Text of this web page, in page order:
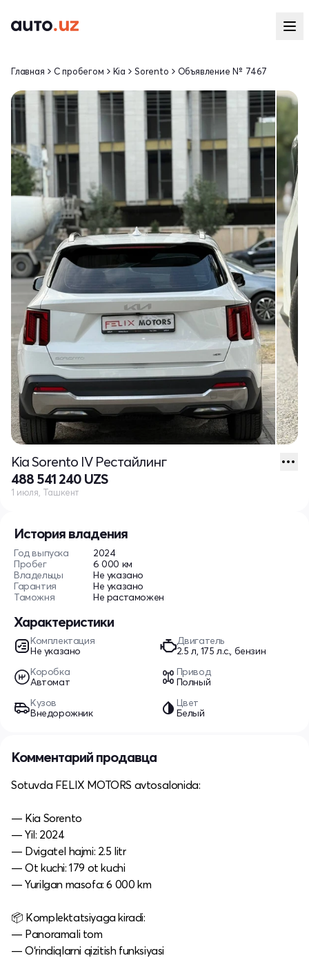
История владения
Год выпуска
2024
Пробег
6 000 км
Владельцы
Не указано
Гарантия
Не указано
Таможня
Не растаможен
Характеристики
Комплектация
Не указано
Двигатель
2.5 л, 175 л.с., бензин
Коробка
Автомат
Привод
Полный
Кузов
Внедорожник
Цвет
Белый
Главная С пробегом Kia Sorento Объявление № 7467
Kia Sorento IV Рестайлинг
488 541 240 UZS
1 июля, Ташкент
Комментарий продавца
Sotuvda FELIX MOTORS avtosalonida:
— Kia Sorento
— Yil: 2024
— Dvigatel hajmi: 2.5 litr
— Ot kuchi: 179 ot kuchi
— Yurilgan masofa: 6 000 km
📦 Komplektatsiyaga kiradi:
— Panoramali tom
— O‘rindiqlarni qizitish funksiyasi